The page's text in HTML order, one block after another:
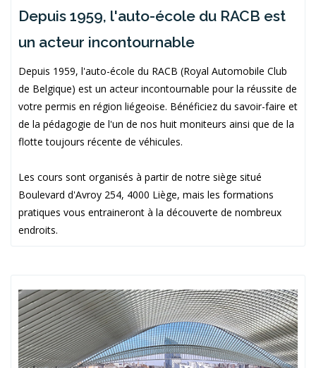
Depuis 1959, l'auto-école du RACB est
un acteur incontournable
Depuis 1959, l'auto-école du RACB (Royal Automobile Club
de Belgique) est un acteur incontournable pour la réussite de
votre permis en région liégeoise. Bénéficiez du savoir-faire et
de la pédagogie de l'un de nos huit moniteurs ainsi que de la
flotte toujours récente de véhicules.
Les cours sont organisés à partir de notre siège situé
Boulevard d'Avroy 254, 4000 Liège, mais les formations
pratiques vous entraineront à la découverte de nombreux
endroits.